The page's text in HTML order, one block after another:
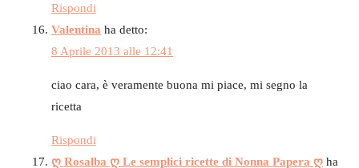
Rispondi
Valentina ha detto:
8 Aprile 2013 alle 12:41
ciao cara, è veramente buona mi piace, mi segno la
ricetta
Rispondi
ღ Rosalba ღ Le semplici ricette di Nonna Papera ღ ha